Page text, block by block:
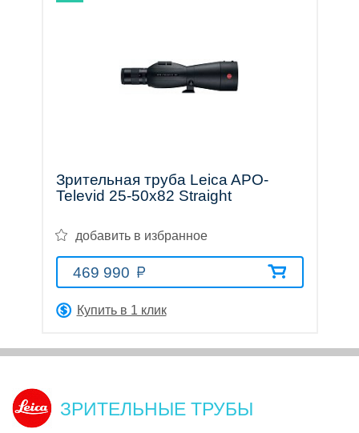
приборы
Зрительная труба Leica APO-
Televid 25-50x82 Straight
добавить в избранное
469 990
Купить в 1 клик
ЗРИТЕЛЬНЫЕ ТРУБЫ